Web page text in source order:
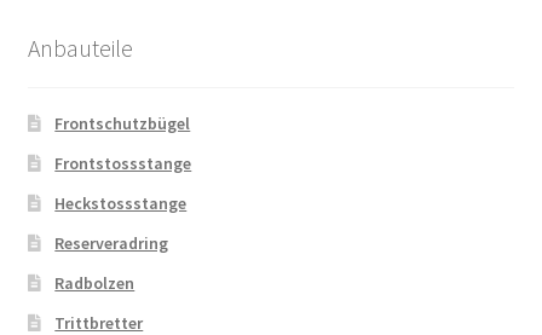
Anbauteile
Frontschutzbügel
Frontstossstange
Heckstossstange
Reserveradring
Radbolzen
Trittbretter